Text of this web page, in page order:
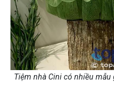
Tiệm nhà Cini có nhiều